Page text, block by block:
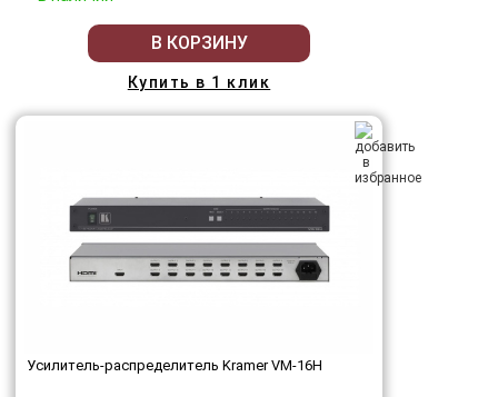
В КОРЗИНУ
Купить в 1 клик
Усилитель-распределитель Kramer VM-16H